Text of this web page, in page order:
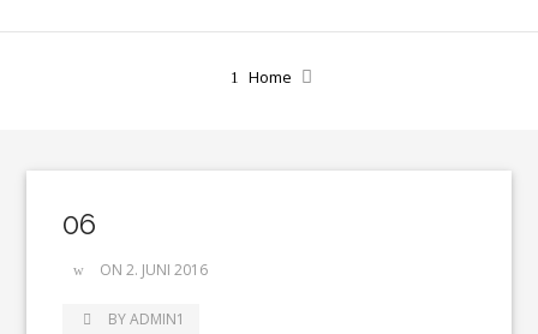
Home
06
ON 2. JUNI 2016
BY ADMIN1